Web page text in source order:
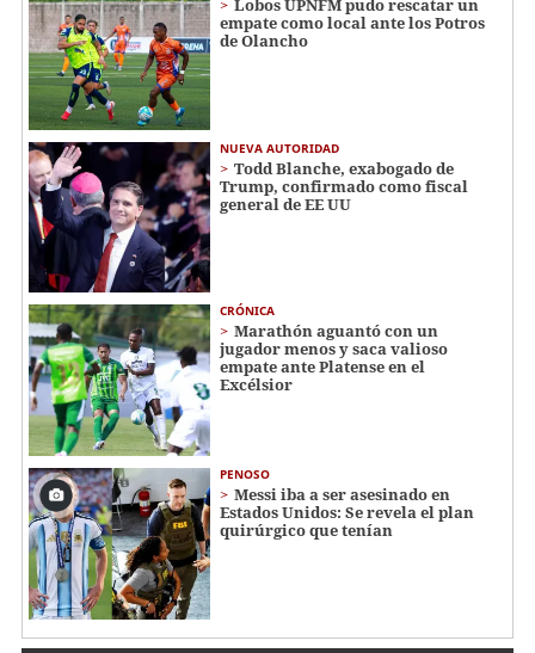
Lobos UPNFM pudo rescatar un
empate como local ante los Potros
de Olancho
NUEVA AUTORIDAD
Todd Blanche, exabogado de
Trump, confirmado como fiscal
general de EE UU
CRÓNICA
Marathón aguantó con un
jugador menos y saca valioso
empate ante Platense en el
Excélsior
PENOSO
Messi iba a ser asesinado en
Estados Unidos: Se revela el plan
quirúrgico que tenían